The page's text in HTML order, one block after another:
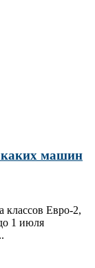
каких машин
классов Евро‑2,
1 июля